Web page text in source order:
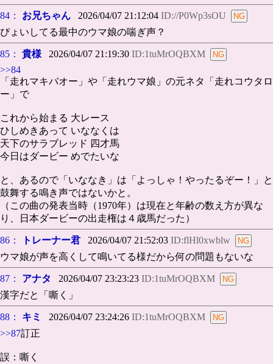
84： お兄ちゃん 2026/04/07 21:12:04 ID://P0Wp3sOU
ぴょいしてる最中のウマ娘の喘ぎ声？
85： 貴様 2026/04/07 21:19:30 ID:1tuMrOQBXM
>>84
「走れマキバオー」や「走れウマ娘」の元ネタ「走れコウタロ
ー」で
これから始まる 大レース
ひしめきあって いななくは
天下のサラブレッド 四才馬
今日はダービー めでたいな
と、あるので「いななき」は「よっしゃ！やったるぞー！」と
鼓舞する鳴き声ではないかと。
（この曲の発表当時（1970年）は現在と年齢の数え方が異な
り、日本ダービーの出走権は４歳馬だった）
86： トレーナー君 2026/04/07 21:52:03 ID:flHl0xwblw
ウマ娘が声を高くして鳴いてる様だから何の問題もないな
87： アナタ 2026/04/07 23:23:23 ID:1tuMrOQBXM
漢字だと「嘶く」
88： キミ 2026/04/07 23:24:26 ID:1tuMrOQBXM
>>87訂正
誤：嘶く